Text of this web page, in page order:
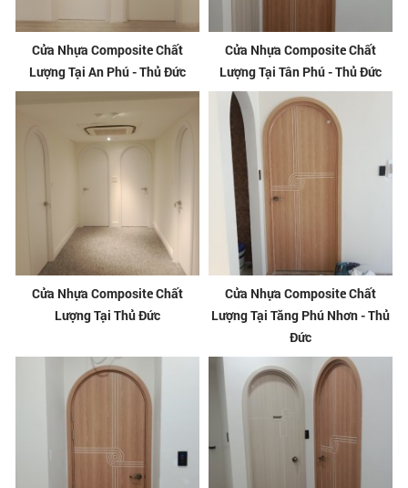
Cửa Nhựa Composite Chất
Lượng Tại An Phú - Thủ Đức
Cửa Nhựa Composite Chất
Lượng Tại Tân Phú - Thủ Đức
Cửa Nhựa Composite Chất
Lượng Tại Thủ Đức
Cửa Nhựa Composite Chất
Lượng Tại Tăng Phú Nhơn - Thủ
Đức